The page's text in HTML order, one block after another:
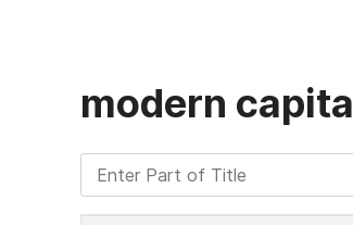
modern
Enter Part of Title